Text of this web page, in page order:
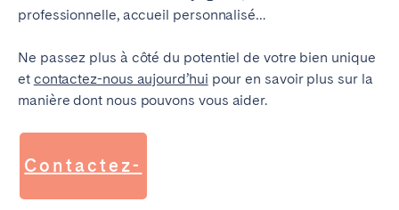
professionnelle, accueil personnalisé…
Ne passez plus à côté du potentiel de votre bien unique
et contactez-nous aujourd’hui pour en savoir plus sur la
manière dont nous pouvons vous aider.
Contactez-